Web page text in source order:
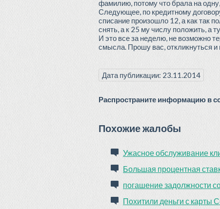
фамилию, потому что брала на
Следующее, по кредитному
списание произошло 12, а как так
снять, а к 25 му числу положить, а
И это все за неделю, не возможно
смысла. Прошу вас, откликнуться и
Дата публикации: 23.11.2014
Распространите информацию в
Похожие жалобы
Ужасное обслуживание
Большая процентная
погашение задолжности
Похитили деньги с карты